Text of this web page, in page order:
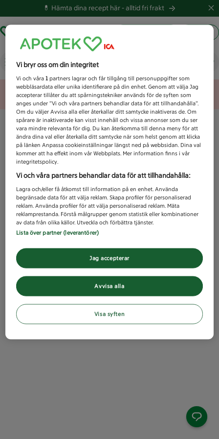
💊 Hämta dina recept här -alltid fri frakt
Vad letar du efter idag?
Unknown error
Vi bryr oss om din integritet
Vi och våra1 partners lagrar och får tillgång till personuppgifter som
webbläsardata eller unika identifierare på din enhet. Genom att välja Jag
accepterar tillåter du att spårningstekniker används för de syften som
anges under ”Vi och våra partners behandlar data för att tillhandahålla”.
Om du väljer Avvisa alla eller återkallar ditt samtycke inaktiveras de. Om
spårare är inaktiverade kan visst innehåll och vissa annonser som du ser
vara mindre relevanta för dig. Du kan återkomma till denna meny för att
ändra dina val eller återkalla ditt samtycke när som helst genom att klicka
på länken Anpassa cookieinställningar längst ned på webbsidan. Dina val
kommer att ha effekt inom vår Webbplats. Mer information finns i vår
integritetspolicy.
Vi och våra partners behandlar data för att tillhandahålla:
Lagra och/eller få åtkomst till information på en enhet. Använda
begränsade data för att välja reklam. Skapa profiler för personaliserad
reklam. Använda profiler för att välja personaliserad reklam. Mäta
reklamprestanda. Förstå målgrupper genom statistik eller kombinationer
av data från olika källor. Utveckla och förbättra tjänster.
Lista över partner (leverantörer)
Avvisa alla
Jag accepterar
Visa syften